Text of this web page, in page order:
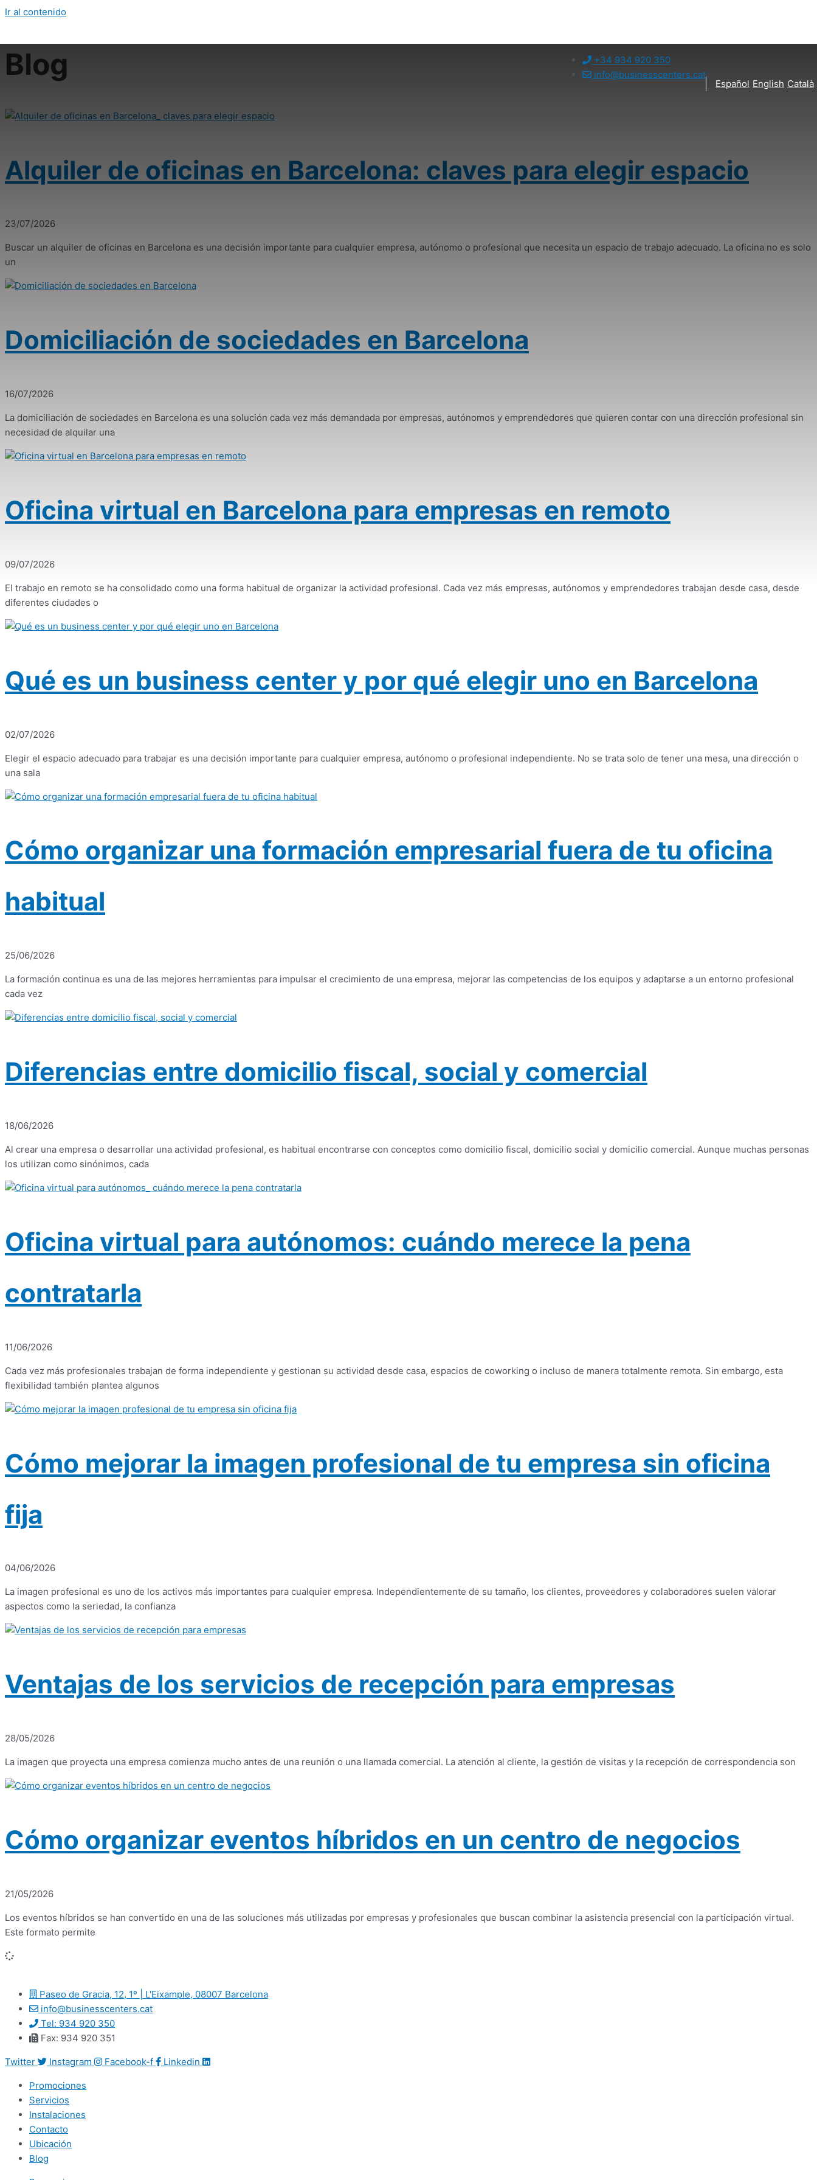
Ir al contenido
+34 934 920 350
info@businesscenters.cat
Español English Català
Blog
Alquiler de oficinas en Barcelona: claves para elegir espacio
23/07/2026
Buscar un alquiler de oficinas en Barcelona es una decisión importante para cualquier empresa, autónomo o profesional que necesita un espacio de trabajo adecuado. La oficina no es solo
un
Domiciliación de sociedades en Barcelona
16/07/2026
La domiciliación de sociedades en Barcelona es una solución cada vez más demandada por empresas, autónomos y emprendedores que quieren contar con una dirección profesional sin
necesidad de alquilar una
Oficina virtual en Barcelona para empresas en remoto
09/07/2026
El trabajo en remoto se ha consolidado como una forma habitual de organizar la actividad profesional. Cada vez más empresas, autónomos y emprendedores trabajan desde casa, desde
diferentes ciudades o
Qué es un business center y por qué elegir uno en Barcelona
02/07/2026
Elegir el espacio adecuado para trabajar es una decisión importante para cualquier empresa, autónomo o profesional independiente. No se trata solo de tener una mesa, una dirección o
una sala
Cómo organizar una formación empresarial fuera de tu oficina
habitual
25/06/2026
La formación continua es una de las mejores herramientas para impulsar el crecimiento de una empresa, mejorar las competencias de los equipos y adaptarse a un entorno profesional
cada vez
Diferencias entre domicilio fiscal, social y comercial
18/06/2026
Al crear una empresa o desarrollar una actividad profesional, es habitual encontrarse con conceptos como domicilio fiscal, domicilio social y domicilio comercial. Aunque muchas personas
los utilizan como sinónimos, cada
Oficina virtual para autónomos: cuándo merece la pena
contratarla
11/06/2026
Cada vez más profesionales trabajan de forma independiente y gestionan su actividad desde casa, espacios de coworking o incluso de manera totalmente remota. Sin embargo, esta
flexibilidad también plantea algunos
Cómo mejorar la imagen profesional de tu empresa sin oficina
fija
04/06/2026
La imagen profesional es uno de los activos más importantes para cualquier empresa. Independientemente de su tamaño, los clientes, proveedores y colaboradores suelen valorar
aspectos como la seriedad, la confianza
Ventajas de los servicios de recepción para empresas
28/05/2026
La imagen que proyecta una empresa comienza mucho antes de una reunión o una llamada comercial. La atención al cliente, la gestión de visitas y la recepción de correspondencia son
Cómo organizar eventos híbridos en un centro de negocios
21/05/2026
Los eventos híbridos se han convertido en una de las soluciones más utilizadas por empresas y profesionales que buscan combinar la asistencia presencial con la participación virtual.
Este formato permite
Paseo de Gracia, 12, 1º | L'Eixample, 08007 Barcelona
info@businesscenters.cat
Tel: 934 920 350
Fax: 934 920 351
Twitter Instagram Facebook-f Linkedin
Promociones
Servicios
Instalaciones
Contacto
Ubicación
Blog